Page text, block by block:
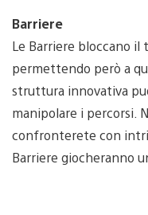
Barriere
Le Barriere bloccano
permettendo però a
struttura innovativa
manipolare i percorsi.
confronterete con
Barriere giocheranno